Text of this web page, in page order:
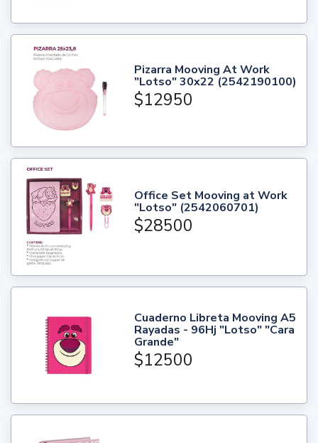
Pizarra Mooving At Work
"Lotso" 30x22 (2542190100)
$12950
Office Set Mooving at Work
"Lotso" (2542060701)
$28500
Cuaderno Libreta Mooving A5
Rayadas - 96Hj "Lotso" "Cara
Grande"
$12500